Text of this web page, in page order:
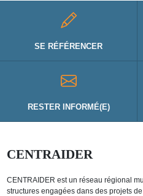
SE RÉFÉRENCER
RESTER INFORMÉ(E)
CENTRAIDER
CENTRAIDER est un réseau régional
structures engagées dans des projets